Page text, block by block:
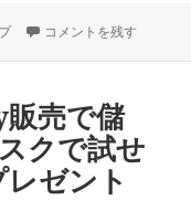
輸出ビジネスをするな
コメントを残す
売で儲
クで試せ
ゼント